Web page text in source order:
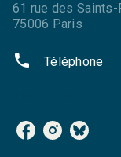
61 rue des Saints-
75006 Paris
phone Téléphone